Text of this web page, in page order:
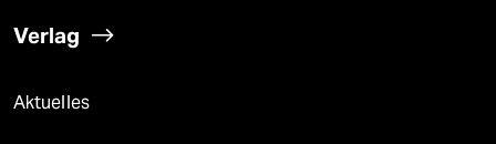
Verlag
Aktuelles